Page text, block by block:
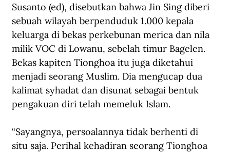
Susanto (ed), disebutkan bahwa Jin Sing diberi
sebuah wilayah berpenduduk 1.000 kepala
keluarga di bekas perkebunan merica dan nila
milik VOC di Lowanu, sebelah timur Bagelen.
Bekas kapiten Tionghoa itu juga diketahui
menjadi seorang Muslim. Dia mengucap dua
kalimat syhadat dan disunat sebagai bentuk
pengakuan diri telah memeluk Islam.
“Sayangnya, persoalannya tidak berhenti di
situ saja. Perihal kehadiran seorang Tionghoa